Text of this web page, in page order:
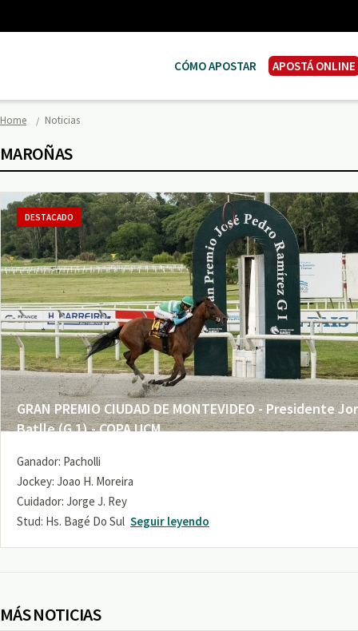
CÓMO APOSTAR APOSTÁ ONLINE
Home Noticias
MAROÑAS
GRAN PREMIO CIUDAD DE MONTEVIDEO - Presidente
Batlle (G 1) - COPA UCM
DESTACADO
Ganador: Pacholli
Jockey: Joao H. Moreira
Cuidador: Jorge J. Rey
Stud: Hs. Bagé Do Sul Seguir leyendo
MÁS NOTICIAS